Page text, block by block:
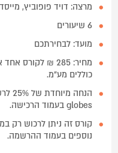
מרצה: דויד פופוביץ,
6 שיעורים
מועד: לבחירתכם
כוללים מע"מ.
globes בעמוד הרכישה.
קורס זה ניתן לרכוש רק
נוספים בעמוד ההרשמה.